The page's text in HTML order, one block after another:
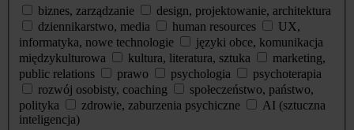
biznes, zarządzanie
design, projektowanie, architektura
dziennikarstwo, media
human resources
UX,
informatyka, nowe technologie
języki obce, komunikacja
międzykulturowa
kultura, literatura, sztuka
marketing,
public relations
prawo psychologia
psychoterapia
rozwój osobisty, coaching
społeczeństwo, państwo,
polityka
zdrowie, zaburzenia psychiczne
AI (sztuczna
inteligencja)